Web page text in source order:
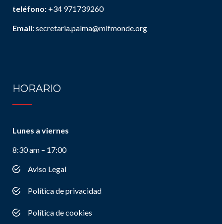
teléfono: +34 971739260
Email:secretaria.palma@mlfmonde.org
HORARIO
Lunes a viernes
8:30 am – 17:00
Aviso Legal
Política de privacidad
Política de cookies